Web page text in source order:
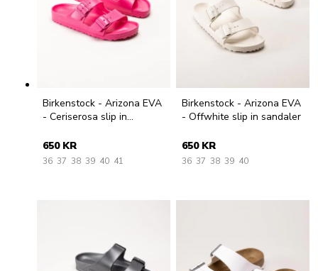
Birkenstock - Arizona EVA
- Ceriserosa slip in
650 KR
36 37 38 39 40 41
Birkenstock - Arizona EVA
- Offwhite slip in sandaler
650 KR
36 37 38 39 40